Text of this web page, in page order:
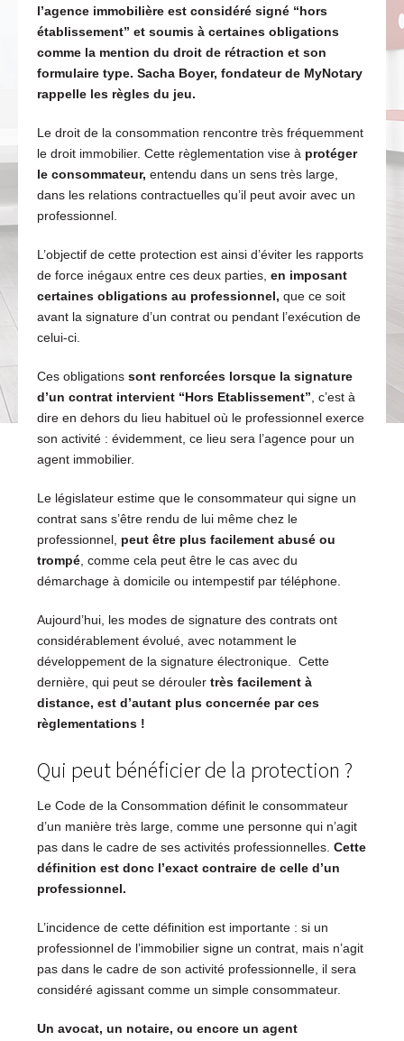
l’agence immobilière est considéré signé “hors
établissement” et soumis à certaines obligations
comme la mention du droit de rétraction et son
formulaire type. Sacha Boyer, fondateur de MyNotary
rappelle les règles du jeu.
Le droit de la consommation rencontre très fréquemment
le droit immobilier. Cette règlementation vise à protéger
le consommateur, entendu dans un sens très large,
dans les relations contractuelles qu’il peut avoir avec un
professionnel.
L’objectif de cette protection est ainsi d’éviter les rapports
de force inégaux entre ces deux parties, en imposant
certaines obligations au professionnel, que ce soit
avant la signature d’un contrat ou pendant l’exécution de
celui-ci.
Ces obligations sont renforcées lorsque la signature
d’un contrat intervient “Hors Etablissement” , c’est à
dire en dehors du lieu habituel où le professionnel exerce
son activité : évidemment, ce lieu sera l’agence pour un
agent immobilier.
Le législateur estime que le consommateur qui signe un
contrat sans s’être rendu de lui même chez le
professionnel, peut être plus facilement abusé ou
trompé, comme cela peut être le cas avec du
démarchage à domicile ou intempestif par téléphone.
Aujourd’hui, les modes de signature des contrats ont
considérablement évolué, avec notamment le
développement de la signature électronique. Cette
dernière, qui peut se dérouler très facilement à
distance, est d’autant plus concernée par ces
règlementations !
Qui peut bénéficier de la protection ?
Le Code de la Consommation définit le consommateur
d’un manière très large, comme une personne qui n’agit
pas dans le cadre de ses activités professionnelles. Cette
définition est donc l’exact contraire de celle d’un
professionnel.
L’incidence de cette définition est importante : si un
professionnel de l’immobilier signe un contrat, mais n’agit
pas dans le cadre de son activité professionnelle, il sera
considéré agissant comme un simple consommateur.
Un avocat, un notaire, ou encore un agent